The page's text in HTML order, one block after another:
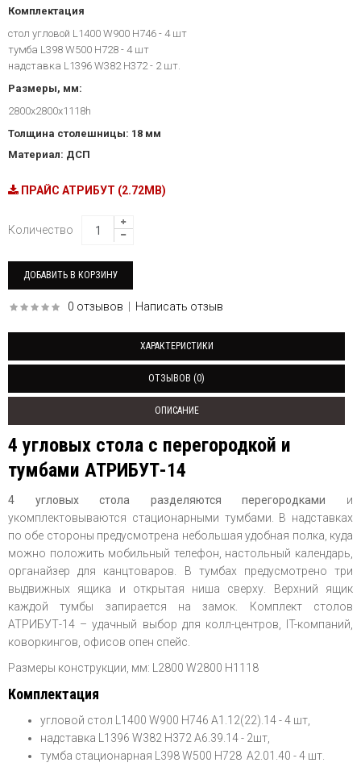
Комплектация
стол угловой L1400 W900 H746 - 4 шт
тумба L398 W500 H728 - 4 шт
надставка L1396 W382 H372 - 2 шт.
Размеры, мм:
2800х2800х1118h
Толщина столешницы: 18 мм
Материал: ДСП
ПРАЙС АТРИБУТ (2.72MB)
Количество
0 отзывов Написать отзыв
ХАРАКТЕРИСТИКИ
ОТЗЫВОВ (0)
ОПИСАНИЕ
4 угловых стола с перегородкой и
тумбами АТРИБУТ-14
4 угловых стола разделяются перегородками и
укомплектовываются стационарными тумбами. В надставках
по обе стороны предусмотрена небольшая удобная полка, куда
можно положить мобильный телефон, настольный календарь,
органайзер для канцтоваров. В тумбах предусмотрено три
выдвижных ящика и открытая ниша сверху. Верхний ящик
каждой тумбы запирается на замок. Комплект столов
АТРИБУТ-14 – удачный выбор для колл-центров, IT-компаний,
коворкингов, офисов опен спейс.
Размеры конструкции, мм: L2800 W2800 H1118
Комплектация
угловой стол L1400 W900 H746 A1.12(22).14 - 4 шт,
надставка L1396 W382 H372 A6.39.14 - 2шт,
тумба стационарная L398 W500 H728 A2.01.40 - 4 шт.